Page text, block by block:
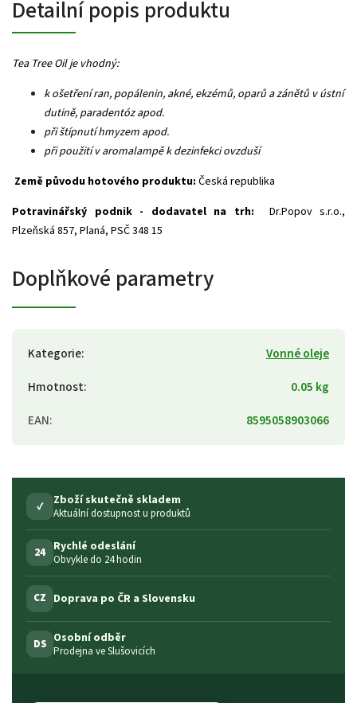
Detailní popis produktu
Tea Tree Oilje vhodný:
k ošetření ran, popálenin, akné, ekzémů, oparů a zánětů v ústní
dutině, paradentóz apod.
při štípnutí hmyzem apod.
při použití v aromalampě k dezinfekci ovzduší
Země původu hotového produktu: Česká republika
Potravinářský podnik - dodavatel na trh: Dr.Popov s.r.o.,
Plzeňská 857, Planá, PSČ 348 15
Doplňkové parametry
Kategorie:
Vonné oleje
Hmotnost:
0.05 kg
EAN: 8595058903066
✓ Zboží skutečně skladem
Aktuální dostupnost u produktů
24 Rychlé odeslání
Obvykle do 24 hodin
CZ Doprava po ČR a Slovensku
DS Osobní odběr
Prodejna ve Slušovicích